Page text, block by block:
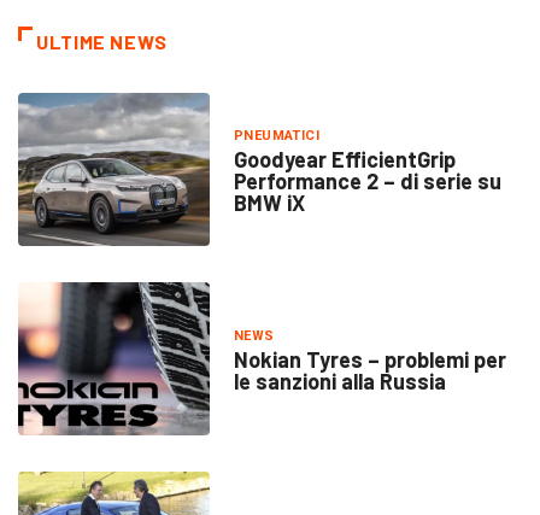
ULTIME NEWS
PNEUMATICI
Goodyear EfficientGrip
Performance 2 – di serie su
BMW iX
NEWS
Nokian Tyres – problemi per
le sanzioni alla Russia